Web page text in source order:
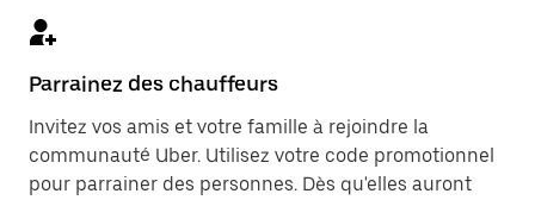
Parrainez des chauffeurs
Invitez vos amis et votre famille à rejoindre la
communauté Uber. Utilisez votre code promotionnel
pour parrainer des personnes. Dès qu'elles auront